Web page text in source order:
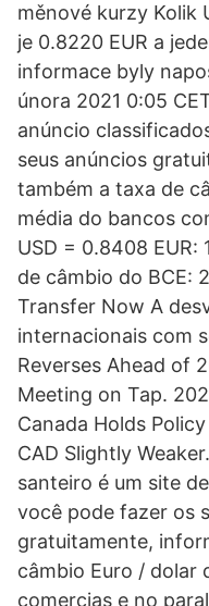
měnové kurzy Kolik
je 0.8220 EUR a
informace byly
února 2021 0:05
anúncio
seus anúncios
também a taxa de
média do bancos
USD = 0.8408 EUR:
de câmbio do BCE:
Transfer Now A
internacionais com
Reverses Ahead of
Meeting on Tap.
Canada Holds
CAD Slightly
santeiro é um site
você pode fazer os
gratuitamente,
câmbio Euro / dolar
comercias e no